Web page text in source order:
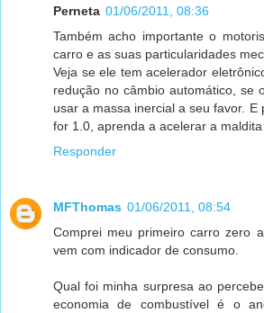
Perneta 01/06/2011, 08:36
Também acho importante o
carro e as suas particularidades
Veja se ele tem acelerador
redução no câmbio automático, se
usar a massa inercial a seu favor. E
for 1.0, aprenda a acelerar a maldita
Responder
MFThomas 01/06/2011, 08:54
Comprei meu primeiro carro zero
vem com indicador de consumo.
Qual foi minha surpresa ao
economia de combustível é o